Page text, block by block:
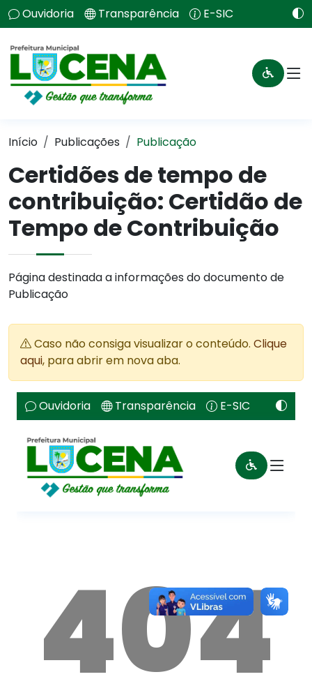
Ouvidoria Transparência E-SIC
Início Publicações Publicação
Certidões de tempo de
contribuição: Certidão de
Tempo de Contribuição
Página destinada a informações do documento de
Publicação
Caso não consiga visualizar o conteúdo. Clique
aqui, para abrir em nova aba.